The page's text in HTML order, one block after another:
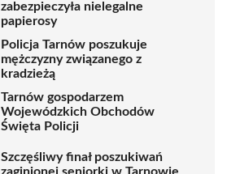
zabezpieczyła nielegalne
papierosy
Policja Tarnów poszukuje
mężczyzny związanego z
kradzieżą
Tarnów gospodarzem
Wojewódzkich Obchodów
Święta Policji
Szczęśliwy finał poszukiwań
zaginionej seniorki w Tarnowie